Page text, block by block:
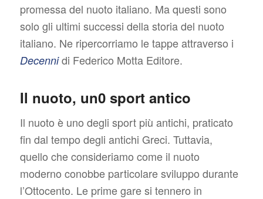
promessa del nuoto italiano. Ma questi sono
solo gli ultimi successi della storia del nuoto
italiano. Ne ripercorriamo le tappe attraverso i
Decennidi Federico Motta Editore.
Il nuoto, un0 sport antico
Il nuoto è uno degli sport più antichi, praticato
fin dal tempo degli antichi Greci. Tuttavia,
quello che consideriamo come il nuoto
moderno conobbe particolare sviluppo durante
l’Ottocento. Le prime gare si tennero in